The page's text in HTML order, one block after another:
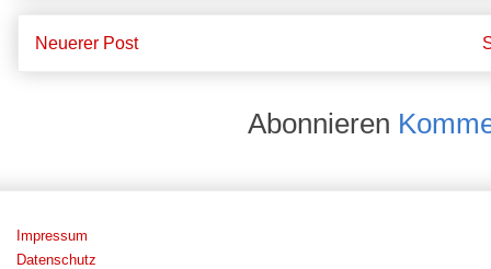
Neuerer Post
Abonnieren
Impressum
Datenschutz